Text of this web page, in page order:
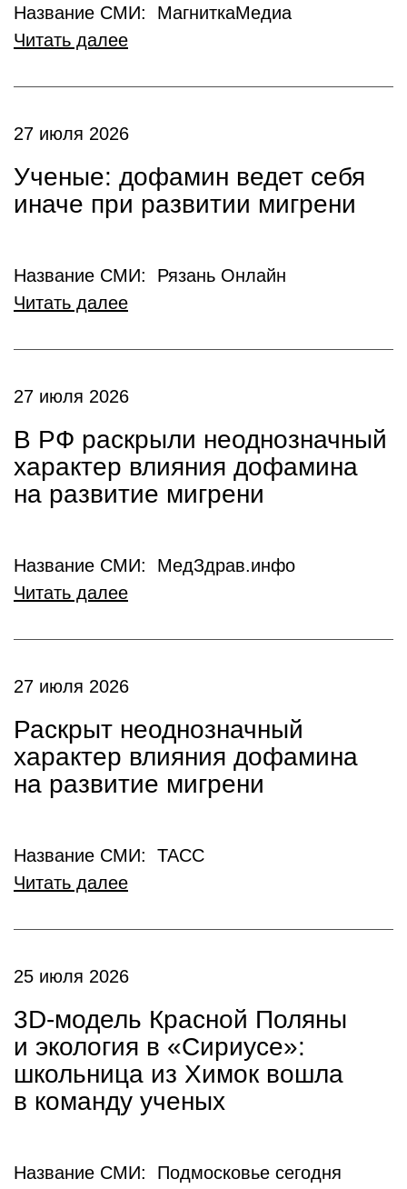
Название СМИ: МагниткаМедиа
Читать далее
27 июля 2026
Ученые: дофамин ведет себя
иначе при развитии мигрени
Название СМИ: Рязань Онлайн
Читать далее
27 июля 2026
В РФ раскрыли неоднозначный
характер влияния дофамина
на развитие мигрени
Название СМИ: МедЗдрав.инфо
Читать далее
27 июля 2026
Раскрыт неоднозначный
характер влияния дофамина
на развитие мигрени
Название СМИ: ТАСС
Читать далее
25 июля 2026
3D-модель Красной Поляны
и экология в «Сириусе»:
школьница из Химок вошла
в команду ученых
Название СМИ: Подмосковье сегодня